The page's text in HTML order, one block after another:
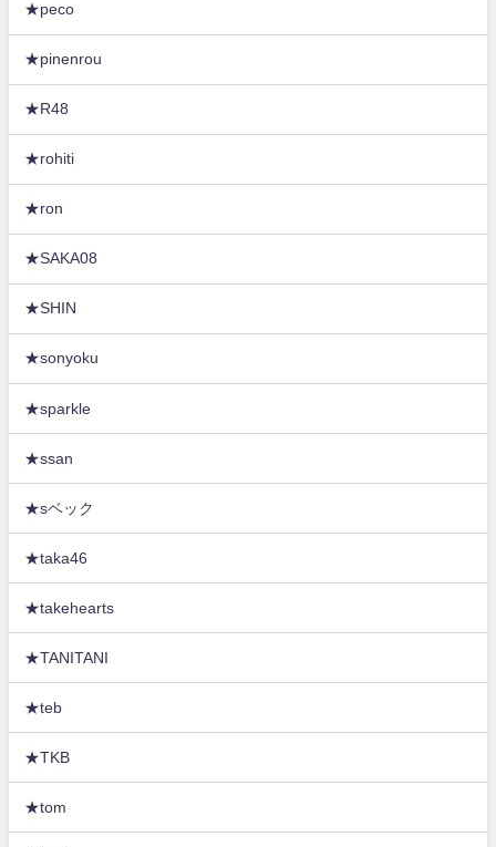
★peco
★pinenrou
★R48
★rohiti
★ron
★SAKA08
★SHIN
★sonyoku
★sparkle
★ssan
★sベック
★taka46
★takehearts
★TANITANI
★teb
★TKB
★tom